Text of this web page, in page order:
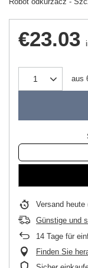
€23.03
aus
Versand heute
Günstige und
14 Tage für
Finden Sie